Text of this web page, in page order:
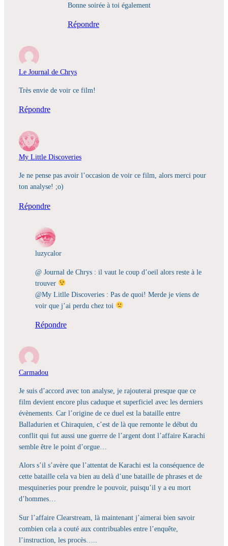
Bonne soirée à toi également
Répondre
Le Journal de Chrys
Très envie de voir ce film!
Répondre
My Little Discoveries
Je ne pense pas avoir l’occasion de voir ce film, alors merci pour
ton analyse! ;o)
Répondre
luzycalor
@ Journal de Chrys : il vaut le coup d’oeil alors reste à le
trouver
@My Litlle Discoveries : Pas de quoi! Merde je viens de
voir que j’ai perdu chez toi
Répondre
Carmadou
Je suis d’accord avec ton analyse, je rajouterai presque que ce
film devient encore plus caduque et superficiel avec les derniers
évènements. Car l’origine de ce duel est la bataille entre
Balladurien et Chiraquien, c’est de là que remonte le début du
conflit qui fut aussi une guerre de l’argent dont l’affaire Karachi
semble être le point d’orgue…
Alors s’il s’avère que l’attentat de Karachi est la conséquence de
cette bataille cela va bien au delà d’une bataille de phrases et de
mesquineries pour prendre le pouvoir, puisqu’il y a eu mort
d’hommes…
Sur l’affaire Clearstream, là maintenant j’aimerai bien savoir
combien cela a couté aux contribuables entre l’enquête,
l’instruction, les procès…..